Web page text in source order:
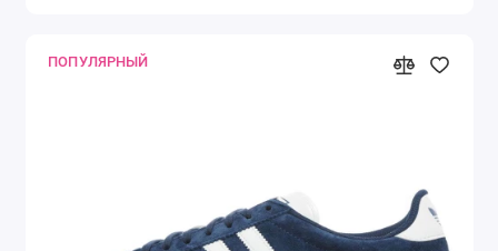
ПОПУЛЯРНЫЙ